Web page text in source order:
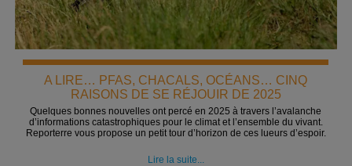
A LIRE… PFAS, CHACALS, OCÉANS… CINQ
RAISONS DE SE RÉJOUIR DE 2025
Quelques bonnes nouvelles ont percé en 2025 à travers l’avalanche
d’informations catastrophiques pour le climat et l’ensemble du vivant.
Reporterre vous propose un petit tour d’horizon de ces lueurs d’espoir.
Lire la suite...